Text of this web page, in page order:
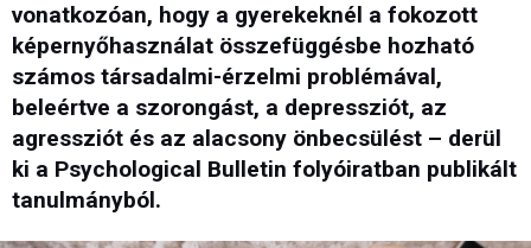
vonatkozóan, hogy a gyerekeknél a fokozott
képernyőhasználat összefüggésbe hozható
számos társadalmi-érzelmi problémával,
beleértve a szorongást, a depressziót, az
agressziót és az alacsony önbecsülést – derül
ki a Psychological Bulletin folyóiratban publikált
tanulmányból.